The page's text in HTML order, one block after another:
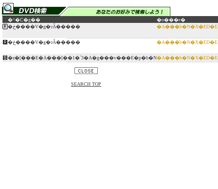
�^�C�g��
�o���ғ�
�ڂ����V�g�ɂȂ�����
�ڂ����V�g�ɂȂ�����
�z�[���E�A���[��1�`3�A�g���v���E�p�b�N
SEARCH TOP